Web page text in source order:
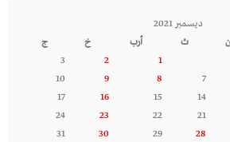
ديسمبر 2021
ن ث أرب خ
ج
1
2
3
7
8
9
10
14
15
16
17
21
22
23
24
28
29
30
31